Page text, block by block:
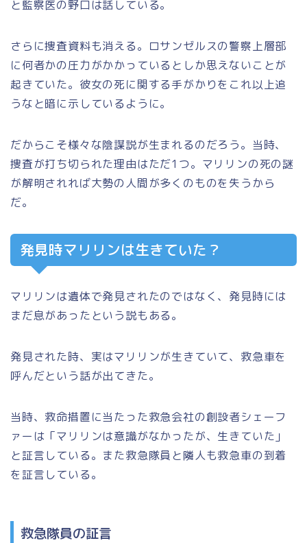
と監察医の野口は話している。
さらに捜査資料も消える。ロサンゼルスの警察上層部
に何者かの圧力がかかっているとしか思えないことが
起きていた。彼女の死に関する手がかりをこれ以上追
うなと暗に示しているように。
だからこそ様々な陰謀説が生まれるのだろう。当時、
捜査が打ち切られた理由はただ1つ。マリリンの死の謎
が解明されれば大勢の人間が多くのものを失うから
だ。
発見時マリリンは生きていた？
マリリンは遺体で発見されたのではなく、発見時には
まだ息があったという説もある。
発見された時、実はマリリンが生きていて、救急車を
呼んだという話が出てきた。
当時、救命措置に当たった救急会社の創設者シェーフ
ァーは「マリリンは意識がなかったが、生きていた」
と証言している。また救急隊員と隣人も救急車の到着
を証言している。
救急隊員の証言